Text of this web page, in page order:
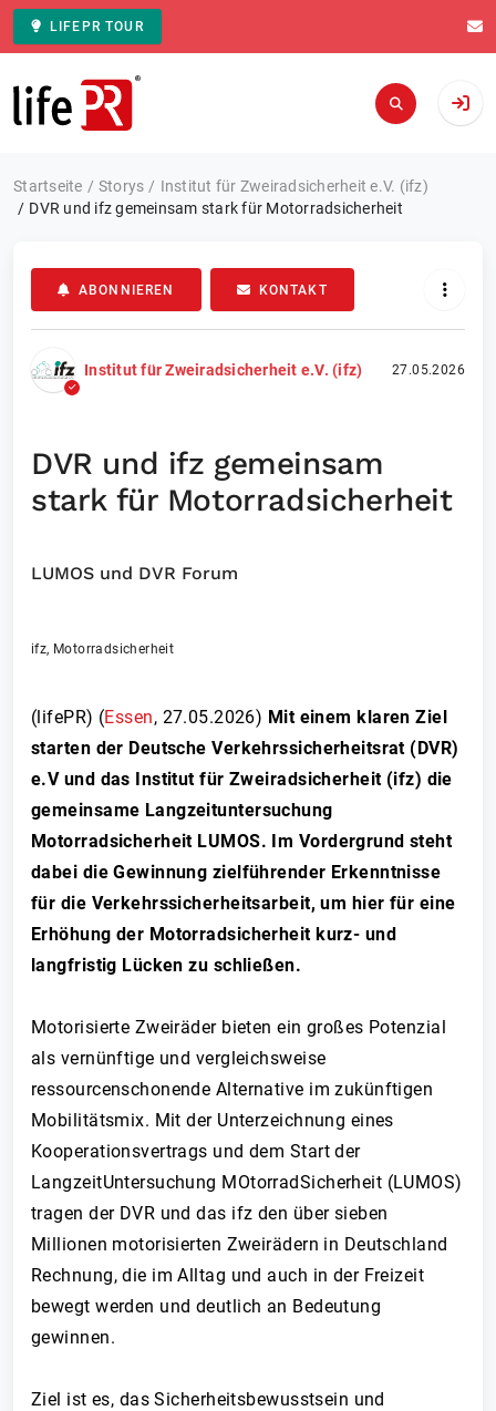
LIFEPR TOUR
Zur Startseite
Startseite Storys
Institut für Zweiradsicherheit e.V. (ifz)
DVR und ifz gemeinsam stark für Motorradsicherheit
ABONNIEREN KONTAKT
Institut für Zweiradsicherheit e.V. (ifz) 27.05.2026
DVR und ifz gemeinsam
stark für Motorradsicherheit
LUMOS und DVR Forum
ifz, Motorradsicherheit
(lifePR) (Essen, 27.05.2026) Mit einem klaren Ziel
starten der Deutsche Verkehrssicherheitsrat (DVR)
e.V und das Institut für Zweiradsicherheit (ifz) die
gemeinsame Langzeituntersuchung
Motorradsicherheit LUMOS. Im Vordergrund steht
dabei die Gewinnung zielführender Erkenntnisse
für die Verkehrssicherheitsarbeit, um hier für eine
Erhöhung der Motorradsicherheit kurz- und
langfristig Lücken zu schließen.
Motorisierte Zweiräder bieten ein großes Potenzial
als vernünftige und vergleichsweise
ressourcenschonende Alternative im zukünftigen
Mobilitätsmix. Mit der Unterzeichnung eines
Kooperationsvertrags und dem Start der
LangzeitUntersuchung MOtorradSicherheit (LUMOS)
tragen der DVR und das ifz den über sieben
Millionen motorisierten Zweirädern in Deutschland
Rechnung, die im Alltag und auch in der Freizeit
bewegt werden und deutlich an Bedeutung
gewinnen.
Ziel ist es, das Sicherheitsbewusstsein und